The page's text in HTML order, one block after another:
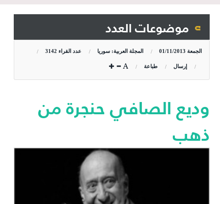
موضوعات العدد
الجمعة 01/11/2013 المجلة العربية: سوريا عدد القراء 3142
إرسال طباعة
وديع الصافي حنجرة من
ذهب